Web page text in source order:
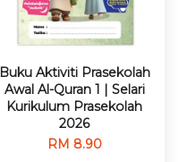
Buku Aktiviti Prasekolah
Awal Al-Quran 1 | Selari
Kurikulum Prasekolah
2026
RM 8.90